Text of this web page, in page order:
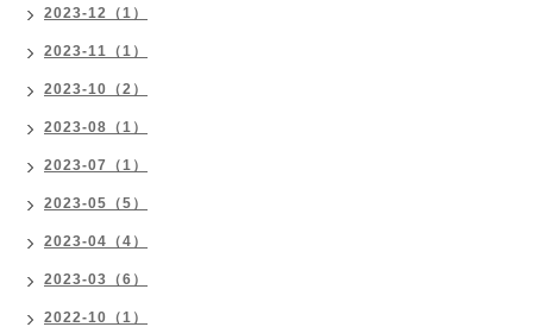
2023-12（1）
2023-11（1）
2023-10（2）
2023-08（1）
2023-07（1）
2023-05（5）
2023-04（4）
2023-03（6）
2022-10（1）